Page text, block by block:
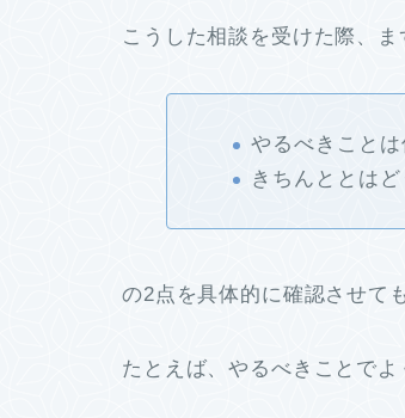
こうした相談を受けた際、ま
やるべきこと
きちんととは
の2点を具体的に確認させて
たとえば、やるべきことで